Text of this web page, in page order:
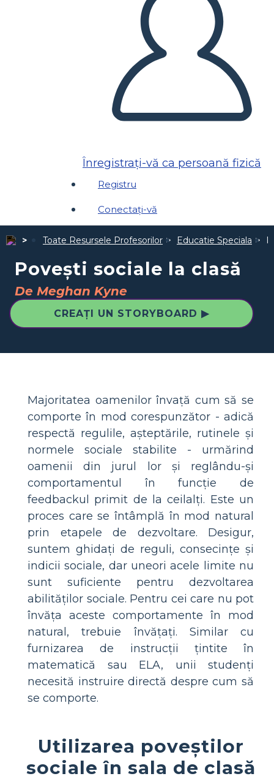
Înregistrați-vă ca persoană fizică
Registru
Conectați-vă
Toate Resursele Profesorilor Educatie Speciala
Povești sociale la clasă
De Meghan Kyne
CREAȚI UN STORYBOARD ▶
Majoritatea oamenilor învață cum să se
comporte în mod corespunzător - adică
respectă regulile, așteptările, rutinele și
normele sociale stabilite - urmărind
oamenii din jurul lor și reglându-și
comportamentul în funcție de
feedbackul primit de la ceilalți. Este un
proces care se întâmplă în mod natural
prin etapele de dezvoltare. Desigur,
suntem ghidați de reguli, consecințe și
indicii sociale, dar uneori acele limite nu
sunt suficiente pentru dezvoltarea
abilităților sociale. Pentru cei care nu pot
învăța aceste comportamente în mod
natural, trebuie învățați. Similar cu
furnizarea de instrucții țintite în
matematică sau ELA, unii studenți
necesită instruire directă despre cum să
se comporte.
Utilizarea poveștilor
sociale în sala de clasă